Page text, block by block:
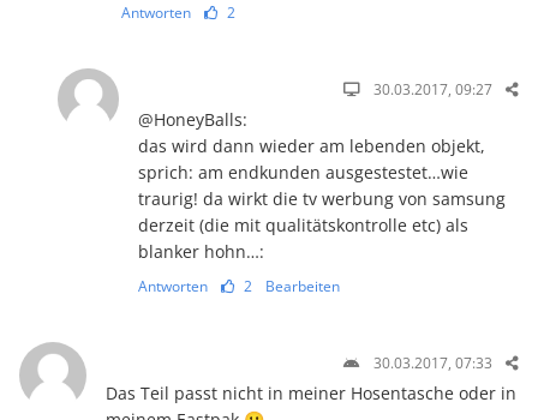
Antworten 2
30.03.2017, 09:27
@HoneyBalls:
das wird dann wieder am lebenden objekt,
sprich: am endkunden ausgestestet…wie
traurig! da wirkt die tv werbung von samsung
derzeit (die mit qualitätskontrolle etc) als
blanker hohn…:
Antworten 2 Bearbeiten
30.03.2017, 07:33
Das Teil passt nicht in meiner Hosentasche oder in